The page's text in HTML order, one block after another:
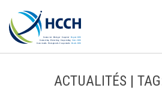
ACTUALITÉS |